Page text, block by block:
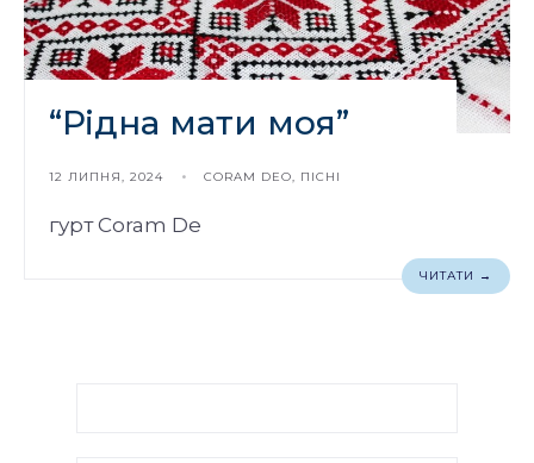
“Рідна мати моя”
12 ЛИПНЯ, 2024 • CORAM DEO, ПІСНІ
гурт Coram De
ЧИТАТИ →